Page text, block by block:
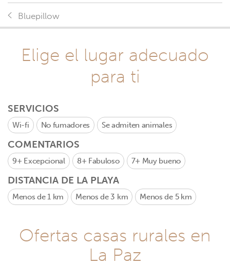
Bluepillow
Elige el lugar adecuado
para ti
SERVICIOS
Wi-fi No fumadores Se admiten animales
COMENTARIOS
9+ Excepcional 8+ Fabuloso 7+ Muy bueno
DISTANCIA DE LA PLAYA
Menos de 1 km Menos de 3 km Menos de 5 km
Ofertas casas rurales en
La Paz